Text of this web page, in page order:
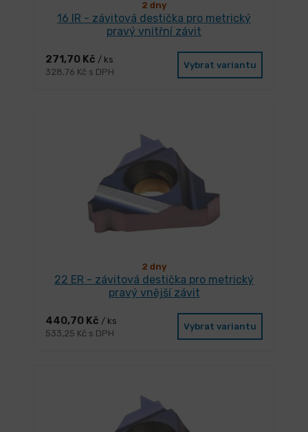
2 dny
16 IR - závitová destička pro metrický
pravý vnitřní závit
271,70 Kč / ks
328,76 Kč s DPH
Vybrat variantu
2 dny
22 ER - závitová destička pro metrický
pravý vnější závit
440,70 Kč / ks
533,25 Kč s DPH
Vybrat variantu